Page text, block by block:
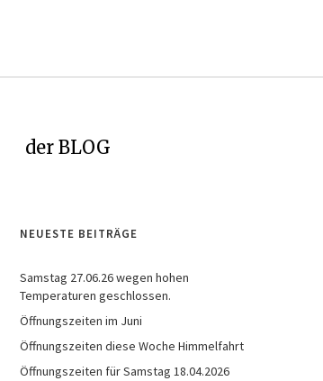
der BLOG
NEUESTE BEITRÄGE
Samstag 27.06.26 wegen hohen
Temperaturen geschlossen.
Öffnungszeiten im Juni
Öffnungszeiten diese Woche Himmelfahrt
Öffnungszeiten für Samstag 18.04.2026